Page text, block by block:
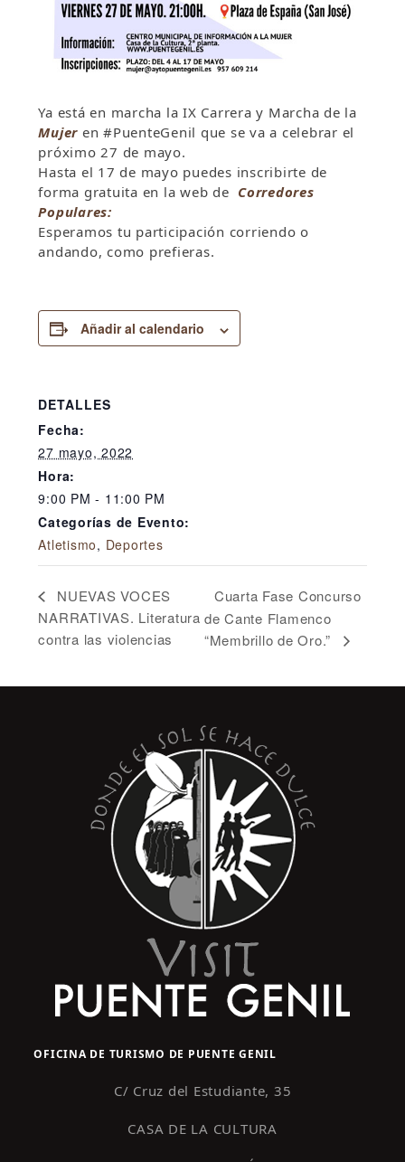
Ya está en marcha la IX Carrera y Marcha de la
Mujer en #PuenteGenil que se va a celebrar el
próximo 27 de mayo.
Hasta el 17 de mayo puedes inscribirte de
forma gratuita en la web de Corredores
Populares:
Esperamos tu participación corriendo o
andando, como prefieras.
Añadir al calendario
DETALLES
Fecha:
27 mayo, 2022
Hora:
9:00 PM - 11:00 PM
Categorías de Evento:
Atletismo, Deportes
NUEVAS VOCES
NARRATIVAS. Literatura
contra las violencias
Cuarta Fase Concurso
de Cante Flamenco
“Membrillo de Oro.”
OFICINA DE TURISMO DE PUENTE GENIL
C/ Cruz del Estudiante, 35
CASA DE LA CULTURA